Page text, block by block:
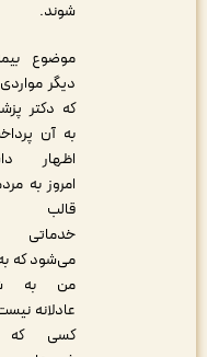
موضوع بیمه از
دیگر مواردی بود
که دکتر پزشکیان
به آن پرداخت و
اظهار داشت:
امروز به مردم در
قالب بیمه
خدماتی ارائه
می‌شود که به نظر
من به شکل
عادلانه نیست، آن
کسی که در